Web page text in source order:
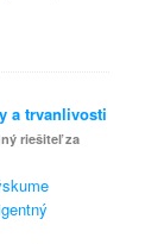
a trvanlivosti
riešiteľ za